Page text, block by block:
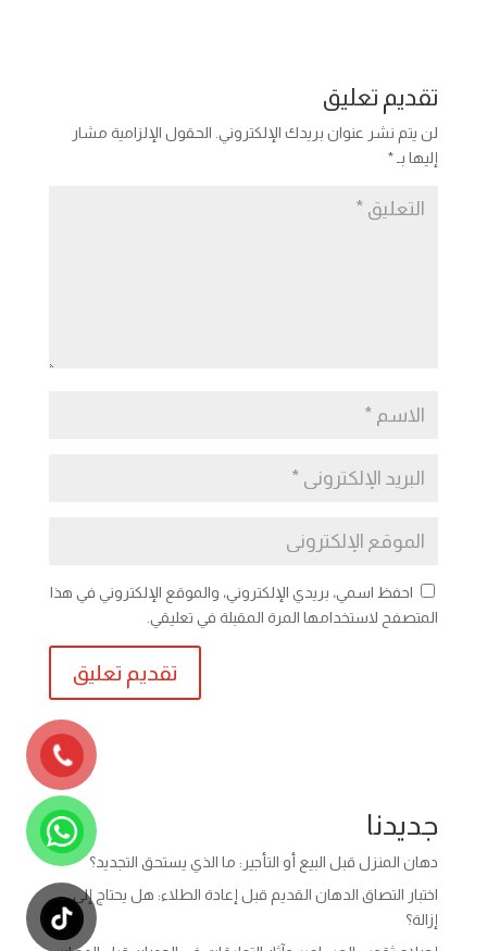
تقديم تعليق
لن يتم نشر عنوان بريدك الإلكتروني. الحقول الإلزامية مشار
إليها بـ *
احفظ اسمي، بريدي الإلكتروني، والموقع الإلكتروني في هذا
المتصفح لاستخدامها المرة المقبلة في تعليقي.
جديدنا
دهان المنزل قبل البيع أو التأجير: ما الذي يستحق التجديد؟
اختبار التصاق الدهان القديم قبل إعادة الطلاء: هل يحتاج إلى
إزالة؟